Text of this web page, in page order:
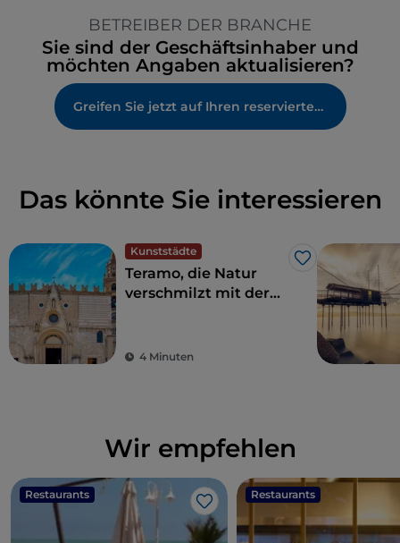
BETREIBER DER BRANCHE
Sie sind der Geschäftsinhaber und
möchten Angaben aktualisieren?
Greifen Sie jetzt auf Ihren reservierten Bereich zu
Das könnte Sie interessieren
Kunststädte
Like
Teramo, die Natur
verschmilzt mit der
4 Minuten
Wir empfehlen
Restaurants
Like
Restaurants